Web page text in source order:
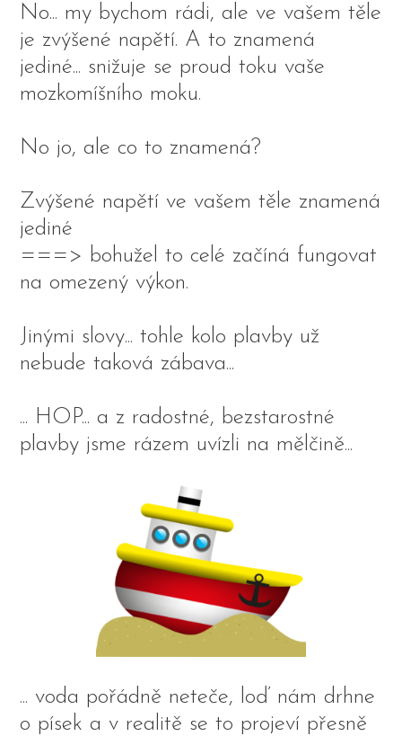
No... my bychom rádi, ale ve vašem těle
je zvýšené napětí. A to znamená
jediné... snižuje se proud toku vaše
mozkomíšního moku.
No jo, ale co to znamená?
Zvýšené napětí ve vašem těle znamená
jediné
===> bohužel to celé začíná fungovat
na omezený výkon.
Jinými slovy... tohle kolo plavby už
nebude taková zábava...
... HOP... a z radostné, bezstarostné
plavby jsme rázem uvízli na mělčině...
... voda pořádně neteče, loď nám drhne
o písek a v realitě se to projeví přesně